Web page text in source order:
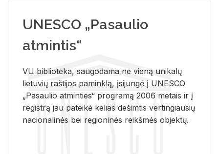
UNESCO „Pasaulio
atmintis“
VU biblioteka, saugodama ne vieną unikalų
lietuvių raštijos paminklą, įsijungė į UNESCO
„Pasaulio atminties“ programą 2006 metais ir į
registrą jau pateikė kelias dešimtis vertingiausių
nacionalinės bei regioninės reikšmės objektų.